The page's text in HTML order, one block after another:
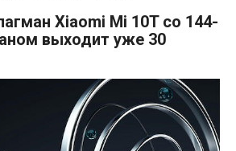
Xiaomi Mi 10T со 144-
выходит уже 30